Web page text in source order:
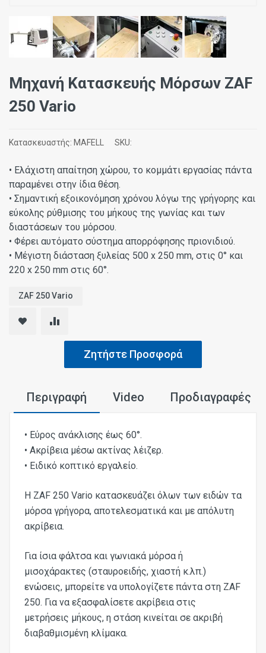
Μηχανή Κατασκευής Μόρσων ZAF
250 Vario
Κατασκευαστής: MAFELL SKU:
• Ελάχιστη απαίτηση χώρου, το κομμάτι εργασίας πάντα
παραμένει στην ίδια θέση.
• Σημαντική εξοικονόμηση χρόνου λόγω της γρήγορης και
εύκολης ρύθμισης του μήκους της γωνίας και των
διαστάσεων του μόρσου.
• Φέρει αυτόματο σύστημα απορρόφησης πριονιδιού.
• Μέγιστη διάσταση ξυλείας 500 x 250 mm, στις 0° και
220 x 250 mm στις 60°.
ZAF 250 Vario
Ζητήστε Προσφορά
Περιγραφή Video Προδιαγραφές
• Εύρος ανάκλισης έως 60°.
• Ακρίβεια μέσω ακτίνας λέιζερ.
• Ειδικό κοπτικό εργαλείο.
H ZAF 250 Vario κατασκευάζει όλων των ειδών τα
μόρσα γρήγορα, αποτελεσματικά και με απόλυτη
ακρίβεια.
Για ίσια φάλτσα και γωνιακά μόρσα ή
μισοχάρακτες (σταυροειδής, χιαστή κ.λπ.)
ενώσεις, μπορείτε να υπολογίζετε πάντα στη ZAF
250. Για να εξασφαλίσετε ακρίβεια στις
μετρήσεις μήκους, η στάση κινείται σε ακριβή
διαβαθμισμένη κλίμακα.